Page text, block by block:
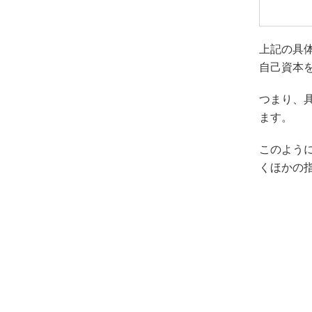
上記の具
自己資本
つまり、
ます。
このよう
くほかの